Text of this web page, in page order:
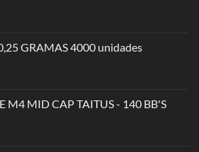
GRAMAS 4000 unidades
M4 MID CAP TAITUS - 140 BB'S